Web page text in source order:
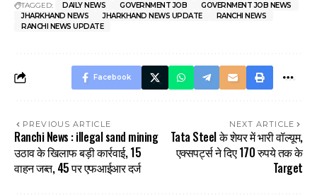
TAGGED: DAILY NEWS GOVERNMENT JOB
GOVERNMENT JOB NEWS
JHARKHAND NEWS
JHARKHAND NEWS UPDATE
RANCHI NEWS
RANCHI NEWS UPDATE
Facebook
PREVIOUS ARTICLE
Ranchi News : illegal sand mining
उठाव के खिलाफ बड़ी कार्रवाई, 15
वाहन जब्त, 45 पर एफआईआर दर्ज
NEXT ARTICLE
Tata Steel के शेयर में भारी वॉल्यूम,
एक्सपर्ट्स ने दिए 170 रुपये तक के
Target